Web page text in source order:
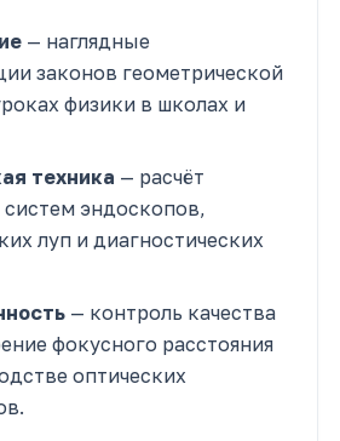
— наглядные
законов геометрической
физики в школах и
техника — расчёт
систем эндоскопов,
луп и диагностических
— контроль качества
фокусного расстояния
оптических